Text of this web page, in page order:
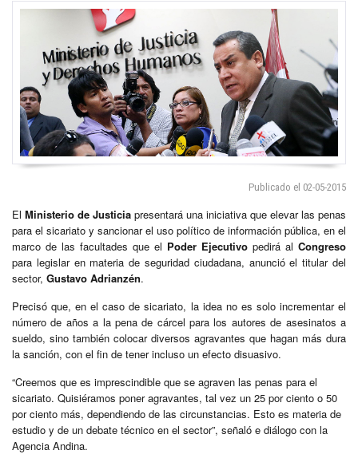
Publicado el 02-05-2015
El Ministerio de Justicia presentará una iniciativa que elevar las penas
para el sicariato y sancionar el uso político de información pública, en el
marco de las facultades que el Poder Ejecutivo pedirá al Congreso
para legislar en materia de seguridad ciudadana, anunció el titular del
sector, Gustavo Adrianzén.
Precisó que, en el caso de sicariato, la idea no es solo incrementar el
número de años a la pena de cárcel para los autores de asesinatos a
sueldo, sino también colocar diversos agravantes que hagan más dura
la sanción, con el fin de tener incluso un efecto disuasivo.
“Creemos que es imprescindible que se agraven las penas para el
sicariato. Quisiéramos poner agravantes, tal vez un 25 por ciento o 50
por ciento más, dependiendo de las circunstancias. Esto es materia de
estudio y de un debate técnico en el sector”, señaló e diálogo con la
Agencia Andina.